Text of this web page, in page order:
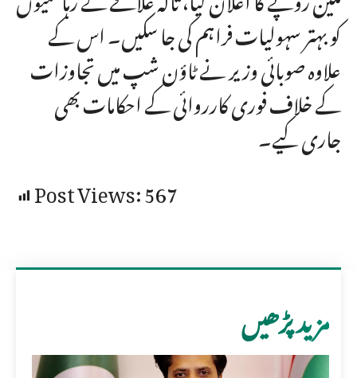
کو بہتر سہولیات فراہم کی جا سکیں۔ اس کے
علاوہ صوبائی وزیر نے ٹاؤن شپ میں تجاوزات
کے خلاف فوری کارروائی کے احکامات بھی
جاری کیے۔
Post Views:567
مزید پڑھیں